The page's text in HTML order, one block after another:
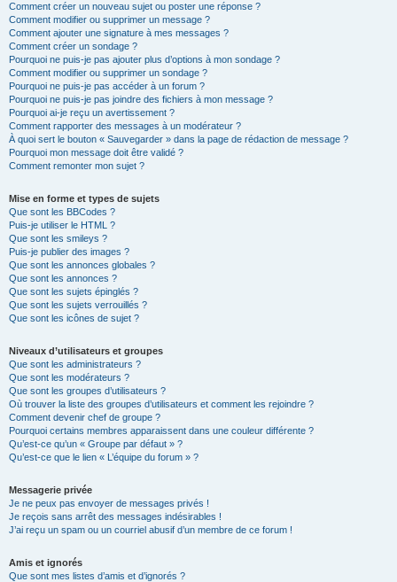
Comment créer un nouveau sujet ou poster une réponse ?
Comment modifier ou supprimer un message ?
Comment ajouter une signature à mes messages ?
Comment créer un sondage ?
Pourquoi ne puis-je pas ajouter plus d’options à mon sondage ?
Comment modifier ou supprimer un sondage ?
Pourquoi ne puis-je pas accéder à un forum ?
Pourquoi ne puis-je pas joindre des fichiers à mon message ?
Pourquoi ai-je reçu un avertissement ?
Comment rapporter des messages à un modérateur ?
À quoi sert le bouton « Sauvegarder » dans la page de rédaction de message ?
Pourquoi mon message doit être validé ?
Comment remonter mon sujet ?
Mise en forme et types de sujets
Que sont les BBCodes ?
Puis-je utiliser le HTML ?
Que sont les smileys ?
Puis-je publier des images ?
Que sont les annonces globales ?
Que sont les annonces ?
Que sont les sujets épinglés ?
Que sont les sujets verrouillés ?
Que sont les icônes de sujet ?
Niveaux d’utilisateurs et groupes
Que sont les administrateurs ?
Que sont les modérateurs ?
Que sont les groupes d’utilisateurs ?
Où trouver la liste des groupes d’utilisateurs et comment les rejoindre ?
Comment devenir chef de groupe ?
Pourquoi certains membres apparaissent dans une couleur différente ?
Qu’est-ce qu’un « Groupe par défaut » ?
Qu’est-ce que le lien « L’équipe du forum » ?
Messagerie privée
Je ne peux pas envoyer de messages privés !
Je reçois sans arrêt des messages indésirables !
J’ai reçu un spam ou un courriel abusif d’un membre de ce forum !
Amis et ignorés
Que sont mes listes d’amis et d’ignorés ?